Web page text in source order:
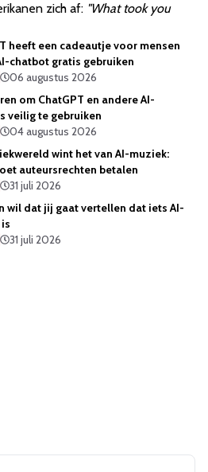
zich af: "What took you
heeft een cadeautje voor mensen
chatbot gratis gebruiken
06 augustus 2026
om ChatGPT en andere AI-
veilig te gebruiken
04 augustus 2026
wint het van AI-muziek:
auteursrechten betalen
31 juli 2026
wil dat jij gaat vertellen dat iets AI-
31 juli 2026